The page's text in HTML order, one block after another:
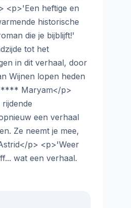
<p>'Een heftige en
historische
die je bijblijft!'
tot het
in dit verhaal, door
Wijnen lopen heden
Maryam</p>
een verhaal
Ze neemt je mee,
p> <p>'Weer
wat een verhaal.